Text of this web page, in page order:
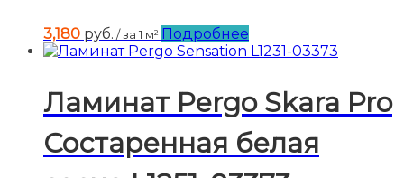
3,180 руб. / за 1 м² Подробнее
Ламинат Pergo Skara Pro
Состаренная белая